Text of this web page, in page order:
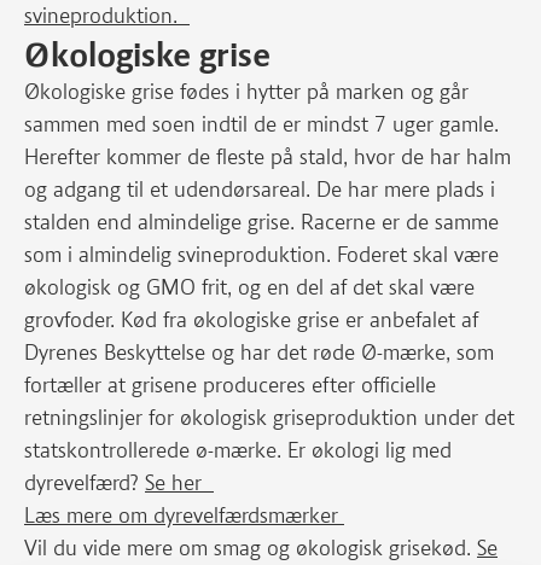
svineproduktion.
Økologiske grise
Økologiske grise fødes i hytter på marken og går
sammen med soen indtil de er mindst 7 uger gamle.
Herefter kommer de fleste på stald, hvor de har halm
og adgang til et udendørsareal. De har mere plads i
stalden end almindelige grise. Racerne er de samme
som i almindelig svineproduktion. Foderet skal være
økologisk og GMO frit, og en del af det skal være
grovfoder. Kød fra økologiske grise er anbefalet af
Dyrenes Beskyttelse og har det røde Ø-mærke, som
fortæller at grisene produceres efter officielle
retningslinjer for økologisk griseproduktion under det
statskontrollerede ø-mærke. Er økologi lig med
dyrevelfærd? Se her
Læs mere om dyrevelfærdsmærker
Vil du vide mere om smag og økologisk grisekød. Se